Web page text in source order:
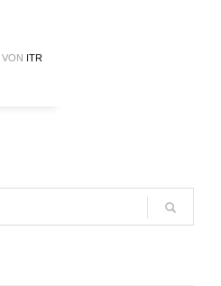
VON ITR